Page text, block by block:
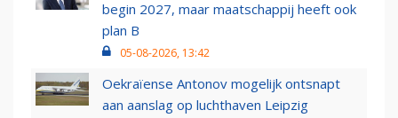
begin 2027, maar maatschappij heeft ook
plan B
05-08-2026, 13:42
Oekraïense Antonov mogelijk ontsnapt
aan aanslag op luchthaven Leipzig